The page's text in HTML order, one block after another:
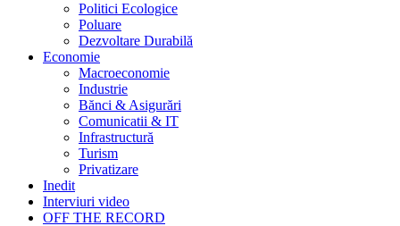
Politici Ecologice
Poluare
Dezvoltare Durabilă
Economie
Macroeconomie
Industrie
Bănci & Asigurări
Comunicatii & IT
Infrastructură
Turism
Privatizare
Inedit
Interviuri video
OFF THE RECORD